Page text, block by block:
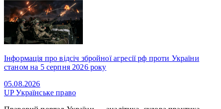
Інформація про відсіч збройної агресії рф проти України
станом на 5 серпня 2026 року
05.08.2026
UPУкраїнське право